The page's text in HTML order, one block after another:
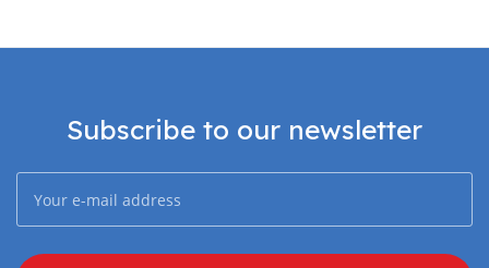
Subscribe to our newsletter